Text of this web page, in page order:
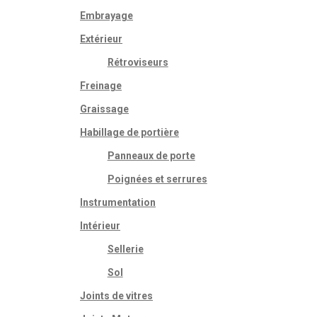
Embrayage
Extérieur
Rétroviseurs
Freinage
Graissage
Habillage de portière
Panneaux de porte
Poignées et serrures
Instrumentation
Intérieur
Sellerie
Sol
Joints de vitres